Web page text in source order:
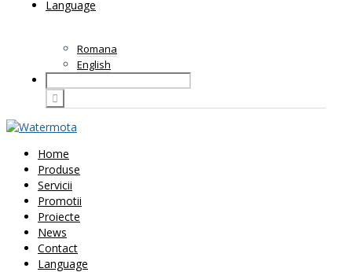
Language
Romana
English
Home
Produse
Servicii
Promotii
Proiecte
News
Contact
Language